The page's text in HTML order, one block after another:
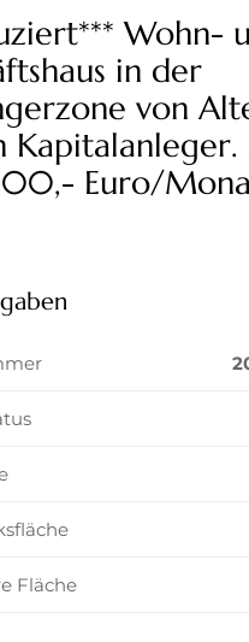
Wohn-
in der
von
Kapitalanleger.
Euro/
Fläche